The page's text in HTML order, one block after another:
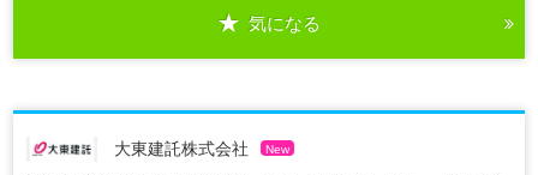
気になる
大東建託株式会社 New